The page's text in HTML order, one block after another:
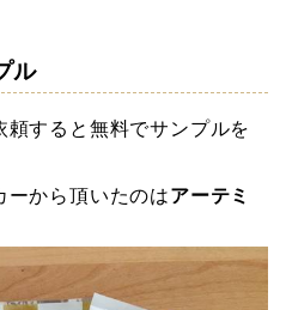
ル
頼すると無料でサンプルを
ーから頂いたのはアーテミ